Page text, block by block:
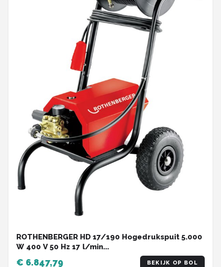
ROTHENBERGER HD 17/190 Hogedrukspuit 5.000
W 400 V 50 Hz 17 l/min...
€ 6.847,79 BEKIJK OP BOL